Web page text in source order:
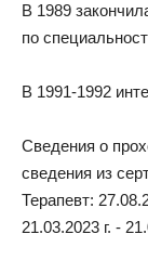
В 1989
по
В 1991-1992
Сведения о
сведения из
Терапевт:
21.03.2023 г. -